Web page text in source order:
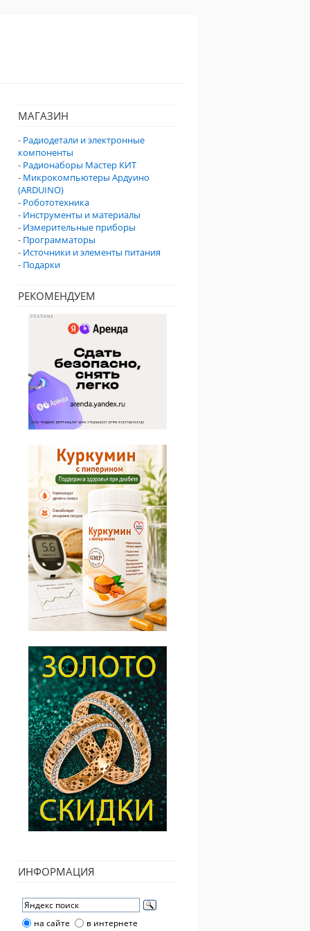
МАГАЗИН
- Радиодетали и электронные
компоненты
- Радионаборы Мастер КИТ
- Микрокомпьютеры Ардуино
(ARDUINO)
- Робототехника
- Инструменты и материалы
- Измерительные приборы
- Программаторы
- Источники и элементы питания
- Подарки
РЕКОМЕНДУЕМ
ИНФОРМАЦИЯ
на сайте в интернете